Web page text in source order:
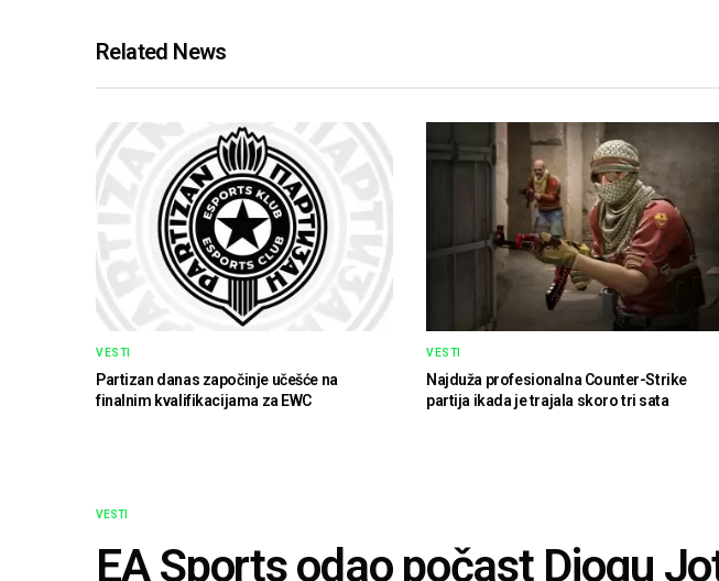
Related News
VESTI
Partizan danas započinje učešće na
finalnim kvalifikacijama za EWC
VESTI
Najduža profesionalna Counter-Strike
partija ikada je trajala skoro tri sata
VESTI
EA Sports odao počast Diogu